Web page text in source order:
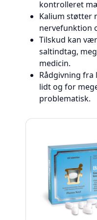
kontrolleret
Kalium støtter
nervefunktion
Tilskud kan
saltindtag,
medicin.
Rådgivning
lidt og for
problematisk.